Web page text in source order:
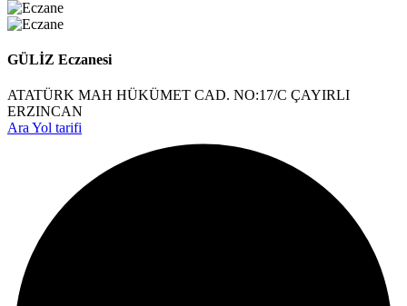
GÜLİZ Eczanesi
ATATÜRK MAH HÜKÜMET CAD. NO:17/C ÇAYIRLI
ERZINCAN
Ara Yol tarifi